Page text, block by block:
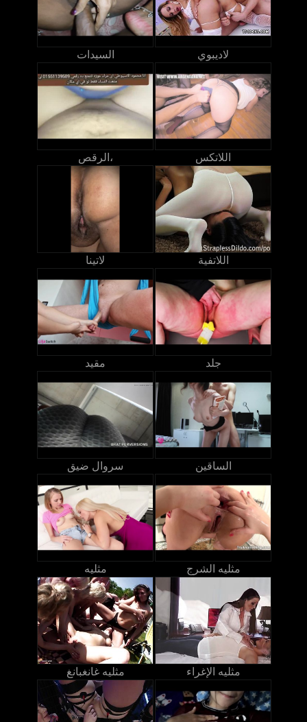
السيدات لاديبوي
الرقص، اللاتكس
لاتينا اللاتفية
مقيد جلد
سروال ضيق الساقين
مثليه مثليه الشرج
مثليه غانغبانغ مثليه الإغراء